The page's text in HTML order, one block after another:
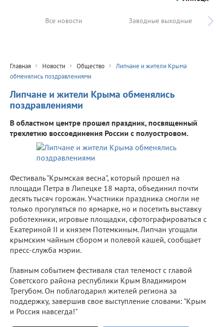
Все новости Заводные выходные
Главная Новости Общество
Липчане и жители Крыма
обменялись поздравлениями
Липчане и жители Крыма обменялись
поздравлениями
В областном центре прошел праздник, посвященный
трехлетию воссоединения России с полуостровом.
Фестиваль "Крымская весна", который прошел на
площади Петра в Липецке 18 марта, объединил почти
десять тысяч горожан. Участники праздника смогли не
только прогуляться по ярмарке, но и посетить выставку
роботехники, игровые площадки, сфотографироваться с
Екатериной II и князем Потемкиным. Липчан угощали
крымским чайным сбором и полевой кашей, сообщает
пресс-служба мэрии.
Главным событием фестиваля стал телемост с главой
Советского района республики Крым Владимиром
Трегубом. Он поблагодарил жителей региона за
поддержку, завершив свое выступление словами: "Крым
и Россия навсегда!"